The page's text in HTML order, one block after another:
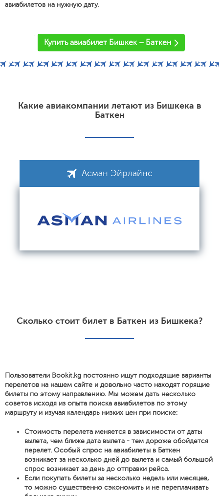
авиабилетов на нужную дату.
'
Купить авиабилет Бишкек – Баткен
Какие авиакомпании летают из Бишкека в
Баткен
Асман Эйрлайнс
Сколько стоит билет в Баткен из Бишкека?
Пользователи Bookit.kg постоянно ищут подходящие варианты
перелетов на нашем сайте и довольно часто находят горящие
билеты по этому направлению. Мы можем дать несколько
советов исходя из опыта поиска авиабилетов по этому
маршруту и изучая календарь низких цен при поиске:
Стоимость перелета меняется в зависимости от даты
вылета, чем ближе дата вылета - тем дороже обойдется
перелет. Особый спрос на авиабилеты в Баткен
возникает за несколько дней до вылета и самый большой
спрос возникает за день до отправки рейса.
Если покупать билеты за несколько недель или месяцев,
то можно существенно сэкономить и не переплачивать